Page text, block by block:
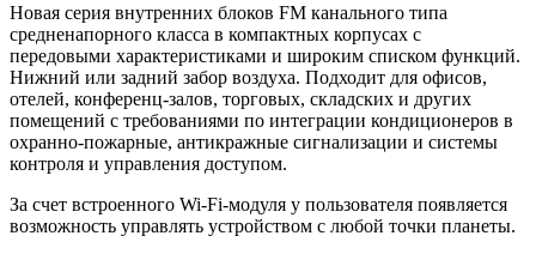
Новая серия внутренних блоков FM канального типа
средненапорного класса в компактных корпусах с
передовыми характеристиками и широким списком функций.
Нижний или задний забор воздуха. Подходит для офисов,
отелей, конференц-залов, торговых, складских и других
помещений с требованиями по интеграции кондиционеров в
охранно-пожарные, антикражные сигнализации и системы
контроля и управления доступом.
За счет встроенного Wi-Fi-модуля у пользователя появляется
возможность управлять устройством с любой точки планеты.